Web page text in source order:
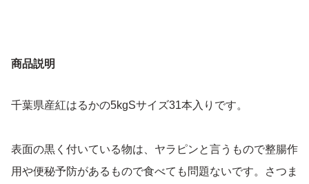
商品説明
千葉県産紅はるかの5kgSサイズ31本入りです。
表面の黒く付いている物は、ヤラピンと言うもので整腸作
用や便秘予防があるもので食べても問題ないです。さつま